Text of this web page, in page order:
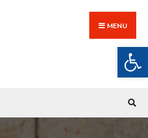
MENU